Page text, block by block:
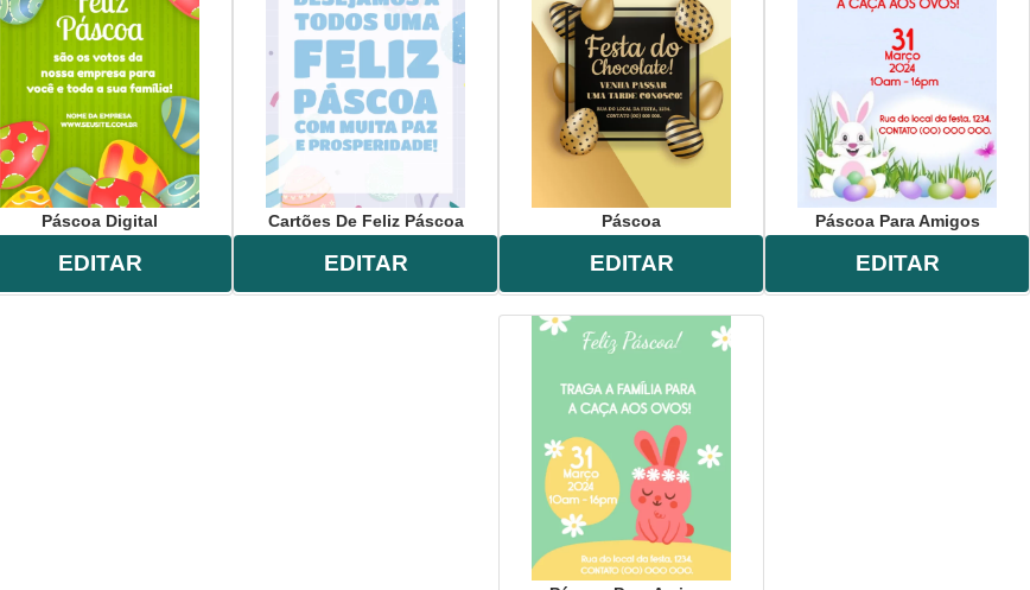
Páscoa Digital
EDITAR
Cartões De Feliz Páscoa
EDITAR
Páscoa
EDITAR
Páscoa Para Amigos
EDITAR